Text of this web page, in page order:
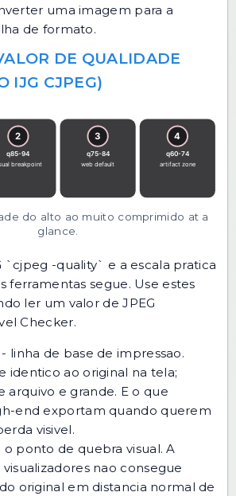
uma imagem para a
de formato.
DE QUALIDADE
IJG CJPEG)
do alto ao muito comprimido at a
glance.
`cjpeg -quality` e a escala pratica
ferramentas segue. Use estes
ler um valor deJPEG
Checker.
- linha de base de impressao.
identico ao original na tela;
arquivo e grande. E o que
end exportam quando querem
visivel.
o ponto de quebra visual. A
nao consegue
original em distancia normal de